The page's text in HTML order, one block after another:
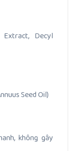
Extract, Decyl
Seed Oil)
không gây